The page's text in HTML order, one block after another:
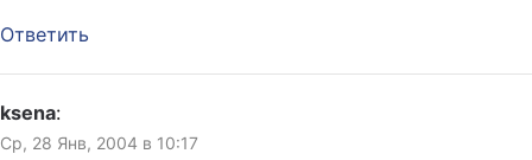
Ответить
ksena:
Ср, 28 Янв, 2004 в 10:17